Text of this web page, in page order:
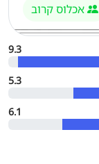
אכלוס קרוב
9.3
5.3
6.1